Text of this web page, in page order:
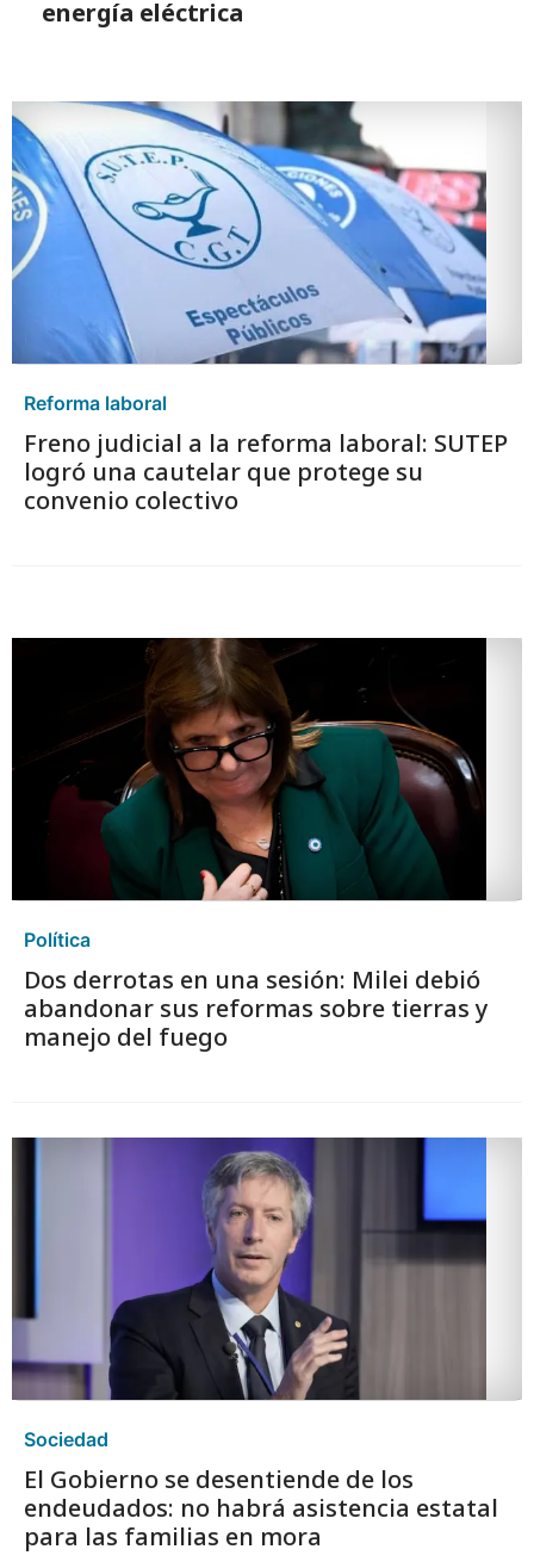
energía eléctrica
Reforma laboral
Freno judicial a la reforma laboral: SUTEP
logró una cautelar que protege su
convenio colectivo
Política
Dos derrotas en una sesión: Milei debió
abandonar sus reformas sobre tierras y
manejo del fuego
Sociedad
El Gobierno se desentiende de los
endeudados: no habrá asistencia estatal
para las familias en mora